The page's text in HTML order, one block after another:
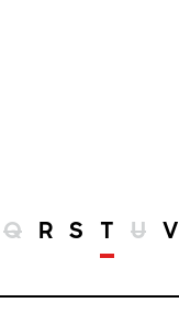
Q R S T U V